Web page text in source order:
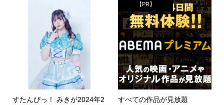
すたんぴっ！ みきが2024年2
【PR】
すべての作品が見放題